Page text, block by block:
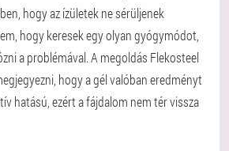
hogy az ízületek ne sérüljenek
hogy keresek egy olyan gyógymódot,
a problémával. A megoldás Flekosteel
hogy a gél valóban eredményt
hatású, ezért a fájdalom nem tér vissza